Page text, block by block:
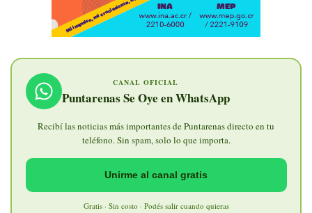
CANAL OFICIAL
Puntarenas Se Oye en WhatsApp
Recibí las noticias más importantes de Puntarenas directo en tu
teléfono. Sin spam, solo lo que importa.
Unirme al canal gratis
Gratis · Sin costo · Podés salir cuando quieras